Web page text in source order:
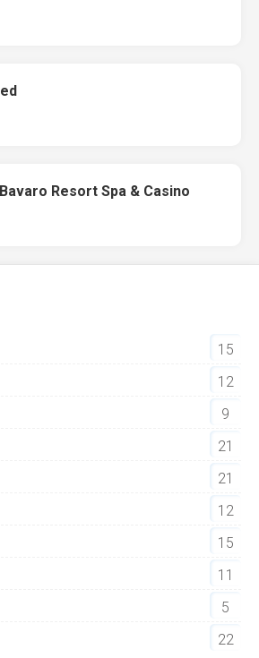
Resort Spa & Casino
15
12
9
21
21
12
15
11
5
22